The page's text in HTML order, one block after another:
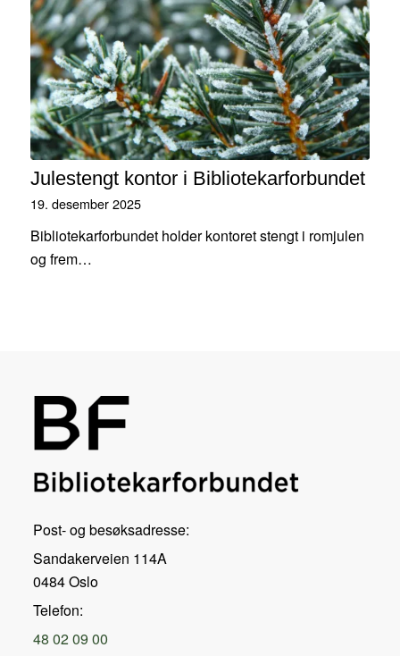
Julestengt kontor i Bibliotekarforbundet
19. desember 2025
Bibliotekarforbundet holder kontoret stengt i romjulen
og frem…
Post- og besøksadresse:
Sandakerveien 114A
0484 Oslo
Telefon:
48 02 09 00